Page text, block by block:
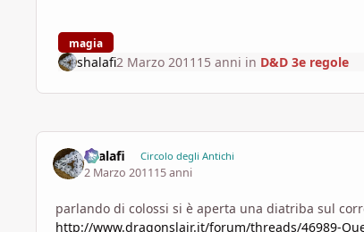
magia
shalafi2 Marzo 2011 15 anni in D&D 3e regole
shalafi Circolo degli Antichi
2 Marzo 201115 anni
parlando di colossi si è aperta una diatriba sul
http://www.dragonslair.it/forum/threads/46989-